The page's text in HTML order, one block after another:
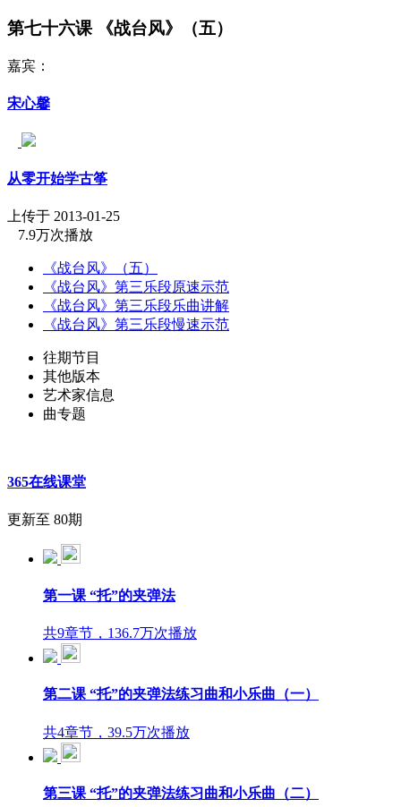
第七十六课 《战台风》（五）
嘉宾：
宋心馨
从零开始学古筝
上传于 2013-01-25
7.9万次播放
《战台风》（五）
《战台风》第三乐段原速示范
《战台风》第三乐段乐曲讲解
《战台风》第三乐段慢速示范
往期节目
其他版本
艺术家信息
曲专题
365在线课堂
更新至 80期
第一课 “托”的夹弹法
共9章节，136.7万次播放
第二课 “托”的夹弹法练习曲和小乐曲（一）
共4章节，39.5万次播放
第三课 “托”的夹弹法练习曲和小乐曲（二）